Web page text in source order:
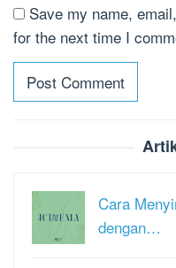
Save my name,
for the next time I
Cara
dengan…